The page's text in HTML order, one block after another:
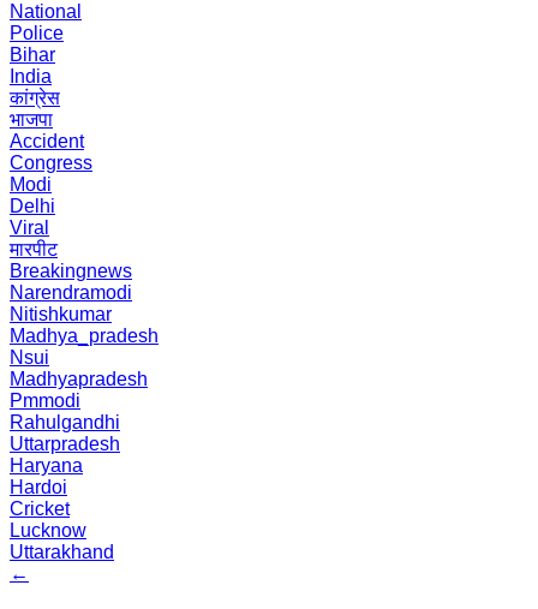
National
Police
Bihar
India
कांग्रेस
भाजपा
Accident
Congress
Modi
Delhi
Viral
मारपीट
Breakingnews
Narendramodi
Nitishkumar
Madhya_pradesh
Nsui
Madhyapradesh
Pmmodi
Rahulgandhi
Uttarpradesh
Haryana
Hardoi
Cricket
Lucknow
Uttarakhand
←